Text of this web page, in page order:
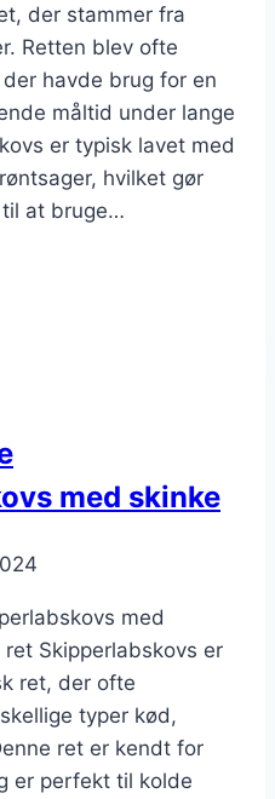
der stammer fra
Retten blev ofte
havde brug for en
måltid under lange
er typisk lavet med
hvilket gør
at bruge…
med skinke
med
ret Skipperlabskovs er
ret, der ofte
typer kød,
ret er kendt for
er perfekt til kolde